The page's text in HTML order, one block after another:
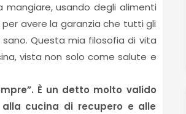
usando degli alimenti
avere la garanzia che tutti gli
Questa mia filosofia di vita
vista non solo come salute e
È un detto molto valido
cucina di recupero e alle